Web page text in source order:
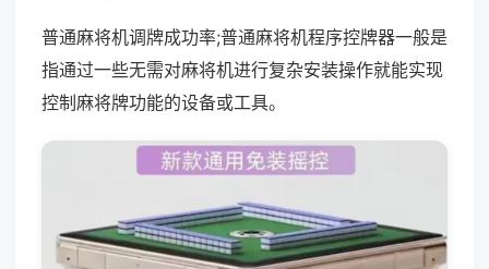
普通麻将机调牌成功率;普通麻将机程序控牌器一般是
指通过一些无需对麻将机进行复杂安装操作就能实现
控制麻将牌功能的设备或工具。